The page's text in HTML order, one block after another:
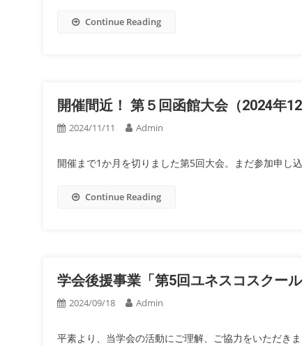
Continue Reading
開催間近！ 第５回函館大会（2024年12
2024/11/11 Admin
開催まで1か月を切りました第5回大会。まだ参加申し
Continue Reading
学会後援事業「第5回ユネスコスクー
2024/09/18 Admin
平素より、当学会の活動にご理解、ご協力をいただき